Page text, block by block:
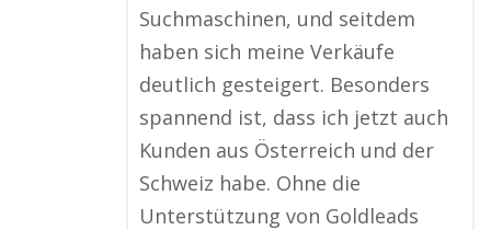
Suchmaschinen, und seitdem
haben sich meine Verkäufe
deutlich gesteigert. Besonders
spannend ist, dass ich jetzt auch
Kunden aus Österreich und der
Schweiz habe. Ohne die
Unterstützung von Goldleads